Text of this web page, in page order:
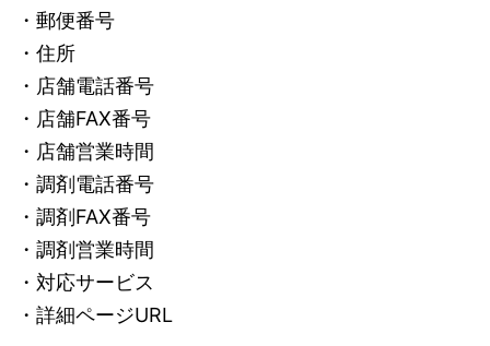
・郵便番号
・住所
・店舗電話番号
・店舗FAX番号
・店舗営業時間
・調剤電話番号
・調剤FAX番号
・調剤営業時間
・対応サービス
・詳細ページURL